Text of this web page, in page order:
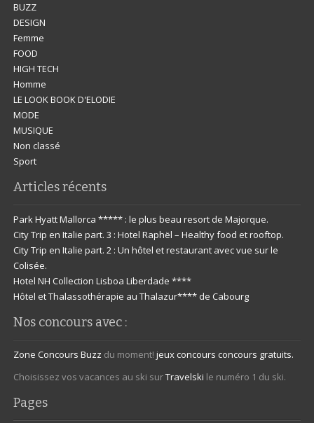
BUZZ
DESIGN
Femme
FOOD
HIGH TECH
Homme
LE LOOK BOOK D'ELODIE
MODE
MUSIQUE
Non classé
Sport
Articles récents
Park Hyatt Mallorca ***** : le plus beau resort de Majorque.
City Trip en Italie part. 3 : Hotel Raphël – Healthy food et rooftop.
City Trip en Italie part. 2 : Un hôtel et restaurant avec vue sur le
Colisée.
Hotel NH Collection Lisboa Liberdade ****
Hôtel et Thalassothérapie au Thalazur**** de Cabourg
Nos concours avec :
Zone Concours Buzz du moment!jeux concours concours gratuits.
Choisissez vos vacances au ski surTravelski le numéro 1 du ski.
Pages